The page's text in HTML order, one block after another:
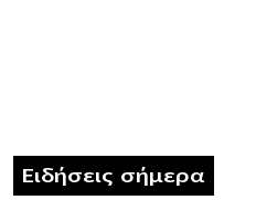
Ειδήσεις σήμερα